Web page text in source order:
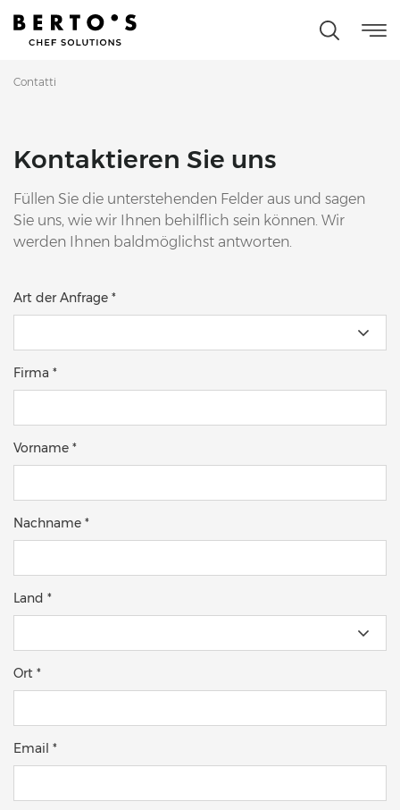
Contatti
Kontaktieren Sie uns
Füllen Sie die unterstehenden Felder aus und sagen
Sie uns, wie wir Ihnen behilflich sein können. Wir
werden Ihnen baldmöglichst antworten.
Art der Anfrage *
Firma *
Vorname *
Nachname *
Land *
Ort *
Email *